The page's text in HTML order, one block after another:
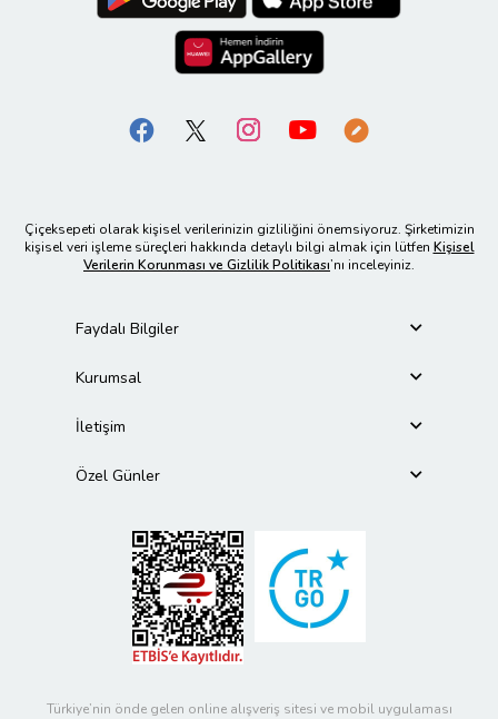
Çiçeksepeti olarak kişisel verilerinizin gizliliğini önemsiyoruz. Şirketimizin
kişisel veri işleme süreçleri hakkında detaylı bilgi almak için lütfen Kişisel
Verilerin Korunması ve Gizlilik Politikası’nı inceleyiniz.
Faydalı Bilgiler
Kurumsal
İletişim
Özel Günler
Türkiye’nin önde gelen online alışveriş sitesi ve mobil uygulaması